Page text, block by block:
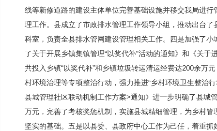
线等新修道路的建设主体单位完善基础设施并移交我局进
理工作。县成立了市政排水管理工作领导小组，推动出台
科室，负责全县排水管网建设管理相关工作。四是加强了
了关于开展乡镇集镇管理“以奖代补”活动的通知》和《关
共投入乡镇“以奖代补”和乡镇垃圾转运清运经费达200余万
村环境治理等专项整治行动，强力推进“乡村环境卫生整治
县城管理社区联动机制工作方案>通知》进一步明确了县城
万元，完善了考核奖惩机制，实施县城精细管理，为乡村
坚实的基础。五是以县委、县政府中心工作为己任，着重